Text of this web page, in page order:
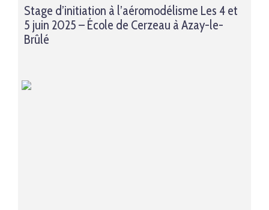
Stage d’initiation à l’aéromodélisme Les 4 et
5 juin 2025 – École de Cerzeau à Azay-le-
Brûlé